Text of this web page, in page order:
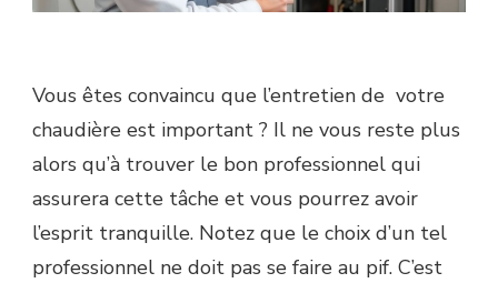
Vous êtes convaincu que l’entretien de votre
chaudière est important ? Il ne vous reste plus
alors qu’à trouver le bon professionnel qui
assurera cette tâche et vous pourrez avoir
l’esprit tranquille. Notez que le choix d’un tel
professionnel ne doit pas se faire au pif. C’est